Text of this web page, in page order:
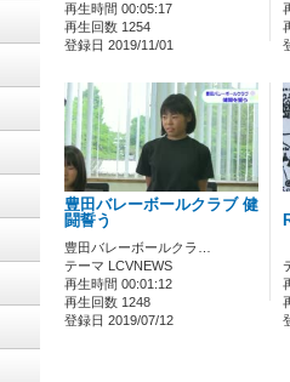
再生時間 00:05:17
再生回数 1254
登録日 2019/11/01
豊田バレーボールクラブ 健
闘誓う
豊田バレーボールクラ…
テーマ LCVNEWS
再生時間 00:01:12
再生回数 1248
登録日 2019/07/12